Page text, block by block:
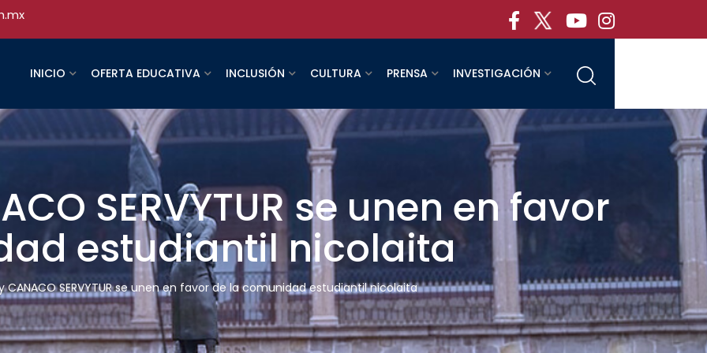
INICIO OFERTA EDUCATIVA INCLUSIÓN CULTURA PRENSA INVESTIGACIÓN
SERVYTUR se unen en favor
estudiantil nicolaita
y CANACO SERVYTUR se unen en favor de la comunidad estudiantil nicolaita